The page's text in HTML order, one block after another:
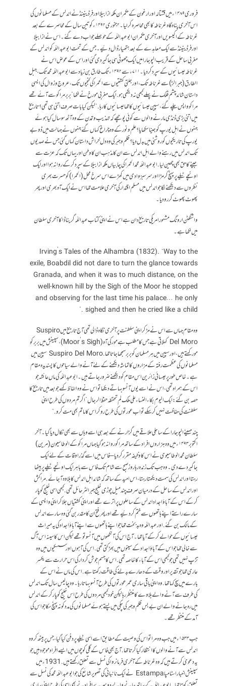
فروری ۱۴۸۹ء میں قشتالہ اور ارغون کے حکمران ملکہ ازابیلا اور فرڈینینڈ نے اندلس کے مسلمانوں کی
اس آخری پناہ گاہ غرناطہ کا بھی محاصرہ کرلیا۔ ۲جنوری ۱۴۹۲ء کو تین سال کے محاصرے کے بعد
غرناطہ کے اکیسویں اور آخری حکمران ابو عبداللّہ کے حوصلے جواب دے گئے ۔ اس نے ازابیلا
اور فرڈینینڈ سے ایک معاہدے کے بعد ہتھیار ڈال دئیے۔ جس کے تحت ابوعبداللّہ کو اندلس کے
مغربی ساحل کے قریب الپوجارا میں ایک چھوٹی سی جاگیر دی گئی اور اس کے عوض اس نے
غرناطہ عیسائیوں کے سپرد کر دیا۔ ۷۱۱ء سے ۱۴۹۲ء تک طارق بن زیادسے ابو عبداللّہ محمد تک، جبل
الطارق ( جبرالڑ) سے غرناطہ تک ، اور جلتی کشتیوں سے الحمرا کی کنجیوں تک، عروج و زوال کی ایسی
داستان شائد چشم فلک نے پہلے کبھی نہ دیکھی ہو. ایک مغربی مورخ نے لکھا ”بربر مراکو سے آئے تھے
مراکو واپس چلے گئے ،سپین عیسائیوں کا تھا عیسائیوں کا رہا.“ لیکن کیا بات صرف اتنی ہی تھی ؟ تاریخ
میں اتنی بڑی ڈنڈی مارنے والوں سے کوئی پوچھے کہ تہذیب و تمدن کے وہ آٹھ سو سال کیا ہوئے
جنہوں نے اہل یورپ کو جینا سکھایا؟ علم ونور کے وہ چراغ کہاں گئےجنہوں نے جہالت میں ڈوبے
یورپ کی تاریکیوں کو روشنی میں بدل دیا؟ ظلم وجبر کی وہ دل خراش داستان کہاں گئی جس نے صدیوں
تک اندلس میں رہنے والے اہل اندلس سے ان کا مذہب ان کا وطن اور یہاں تک کہ عزت سے
جینے کا حق بھی چھین لیا . ابو عبداللّہ محمد الحمرا کی چابیاں ملکہ ازابیلا کے سپرد کر کے روانہ ہوا اور ایک
اونچے ٹیلے پر پہنچ کر مڑا اور سر سبز وادی میں کھڑے اس سرخ محل (الحمرا)کو حسرت بھری
نظروں سے دیکھنے لگا جو اندلس میں مسلم اقتدارکی آخری علامت تھا اس نے ایک آہ بھری اور پھر
پھوٹ پھوٹ کر رو دیا ۔
واشنگٹن ارونگ مشہور امریکی تاریخ دان ہے اس نے اپنی کتاب عبداللّہ گریناڈا کا آخری سلطان
میں لکھا ہے۔
Irving’s Tales of the Alhambra (1832). “Way to the
exile, Boabdil did not dare to turn the glance towards
Granada, and when it was to much distance, on the
well-known hill by the Sigh of the Moor he stopped
and observing for the last time his palace… he only
sighed and then he cried like a child .”
وہ مقام جہاں سے اس نے مڑ کر اپنی سلطنت پر آخری نگاہ ڈالی تھی آج تاریخ میں Suspiro
Del Moro کہلاتی ہے جس کا مطلب ہے مور کی آہ ( Moor’s Sigh)، سپینش میں بربر کو
مور کہتےہیں، اور سپین میں ہر مسلمان کو بربر سمجھا جاتا تھا . Suspiro Del Moro سپین میں
مسلمانوں کی عظمت رفتہ کے مزاروں کا تماشہ دیکھنے کے لئے آنے والے سیاحوں کا پسندیدہ مقام
ہے۔ خاص طور پر عیسائی زائرین اس مقام کو دیکھنے ضرور جاتے ہیں۔ ابوعبداللّہ کی ماں عائشہ جو
اس کے ہمراہ تھی، اس نے اسے یوں آنسو بہاتے دیکھا تو اس نے وہ الفاظ کہے جو بعد میں تاریخ کا
حصہ بن گئے: ابك اليوم بكاء النساء على ملك لم تحفظه حفظ الرجال ”اگر تم مردوں کی طرح اپنی
سلطنت کی حفاظت نہیں کرسکے تو اب عورتوں کی طرح رو کر اس کا ماتم بھی مت کرو.“
چند مہینے الپوجارا کے ساحلی علاقے میں گزارنے کے بعد ہی اسے وہاں سے بھی نکال دیا گیا ۔ آخر
اکتوبر ۱۴۹۳ء میں وہ ہزاروں افراد کے ساتھ مراکو روانہ ہوگیا جہاں مراکو کے الوطاسيون (مرین)
سلطان محمد الوطاسیوی نے اس کا وظیفہ مقرر کر دیا – فاس میں اسے گذر اوقات کے لئے ایک
جاگیردے دی ۔ وہ جب تک زندہ رہا روز صبح سے شام تک فاس سے باہر ایک اونچے ٹیلے پر بیٹھا
رہتا اور اندلس کی سمت دیکھتا رہتا، اس امید کے ساتھ کہ شائد اہل اندلس کا بلاوہ آ جائے. مراکش
اور اندلس کے ساحل کے درمیان صرف چند میل چوڑی خلیج جبرالٹر حائل تھی. کبھی اسی خلیج کو پار
کرکے اس کے آباؤاجداد اندلس کے ساحلوں پر اترے تھے اور اپنی کشتیاں جلا کر اپنی واپسی کے
سارے راستے اپنے ہاتھوں سے ختم کر دئیے تھے اور پھر فتح ان کا مقدر بن گئی وہ سارے اندلس
کے مالک بن گئے . اور عبداللّہ وہ بدبخت تھا جواپنےہاتھوں سے اپنے آباؤاجداد کی یہ میراث
عیسائیوں کے حوالے کر کے آیا تھا۔آج اس کی آنکھوں میں آنسو تو تھے لیکن اس کا سینہ اس آگ
سے خالی تھا جو اس کے آباؤاجداد کے سینوں میں بھڑکتی تھی . اس کی آ ہوں اور سسکیوں میں وہ
تڑپ نہیں تھی جو کبھی اس کے آباء کا خاصہ تھی . اس کا جسم جوش کردار کی اس حرارت سے یکسر
عاری تھا جو تقدیر اور وقت کے دھارے بدلنے کی طاقت رکھتا ہے . اس کی ماں نے اس کے
بارے میں سچ کہا تھا . وہ اپنی باقی ساری عمر عورتوں کی طرح آنسو بہاتا رہا ۔ وہ چالیس سال تک اندلس
کی طرف سے آنے والے بلاوے کا منتظر رہا لیکن خود کبھی مردوں کی طرح اس خلیج کو پار کر کے اندلس
میں رہ جانے والے ان بے بس ظلم و جبر کی چکی میں پستےہوئے مسلمانوں کی مدد کو نہ پہنچ سکا جواس کی
آمد کے منتظر تھے۔
جب ۱۵۳۳ء میں جب وہ مرا تو اس کی وصیت کے مطابق اسے اسی ٹیلے پر دفن کیا گیا ، جس پر بیٹھ کر وہ
اندلس سے آنے والوں کا انتظار کیا کرتا تھا . آج بھی فاس کے گلی کوچوں میں ایسے افرادموجود ہیں جو
یہ دعویٰ کرتے ہیں کہ وہ غرناطہ کے آخری فرمانروا کی نسل سے تعلق رکھتے ہیں . 1931 ء میں
سپینش اخبار اسٹامپا Estampa نے ایک نانبائی کی تصویر شائع کی جو ابوعبداللّہ محمد کی نسل سے